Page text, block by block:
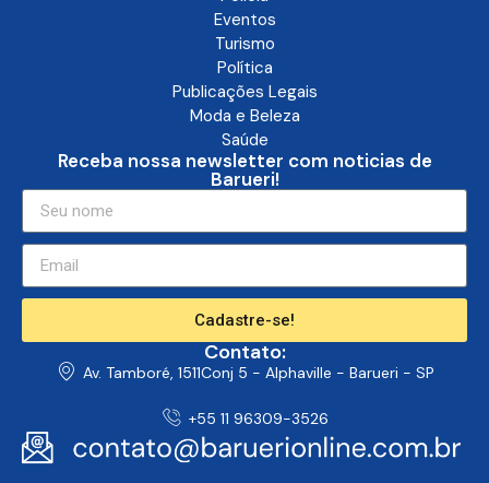
Eventos
Turismo
Política
Publicações Legais
Moda e Beleza
Saúde
Receba nossa newsletter com noticias de
Barueri!
Cadastre-se!
Contato:
Av. Tamboré, 1511Conj 5 - Alphaville - Barueri - SP
+55 11 96309-3526